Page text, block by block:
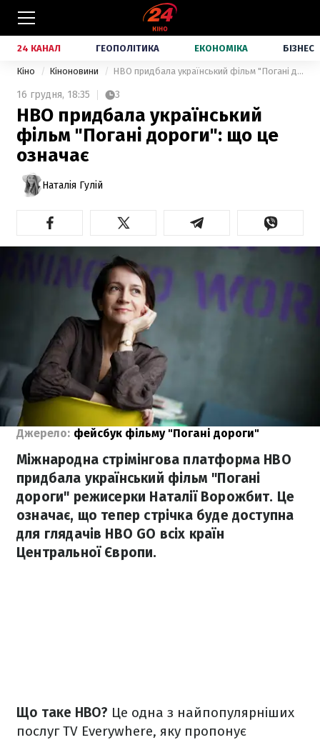
24 КАНАЛ ГЕОПОЛІТИКА ЕКОНОМІКА БІЗНЕС
Кіно Кіноновини HBO придбала український фільм "Погані дороги": що це означає
16 грудня, 18:35 3
HBO придбала український
фільм "Погані дороги": що це
означає
Наталія Гулій
Джерело: фейсбук фільму "Погані дороги"
Міжнародна стрімінгова платформа HBO
придбала український фільм "Погані
дороги" режисерки Наталії Ворожбит. Це
означає, що тепер стрічка буде доступна
для глядачів HBO GO всіх країн
Центральної Європи.
Що таке HBO? Це одна з найпопулярніших
послуг TV Everywhere, яку пропонує